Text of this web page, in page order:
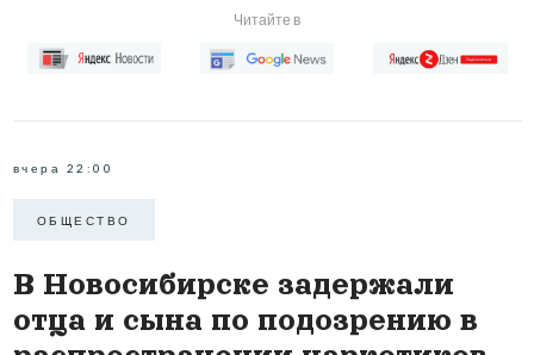
Читайте в
вчера 22:00
ОБЩЕСТВО
В Новосибирске задержали
отца и сына по подозрению в